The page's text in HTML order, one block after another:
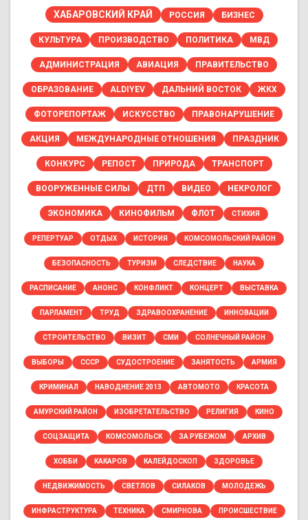
ХАБАРОВСКИЙ КРАЙ РОССИЯ БИЗНЕС
КУЛЬТУРА ПРОИЗВОДСТВО ПОЛИТИКА МВД
АДМИНИСТРАЦИЯ АВИАЦИЯ ПРАВИТЕЛЬСТВО
ОБРАЗОВАНИЕ ALDIYEV ДАЛЬНИЙ ВОСТОК ЖКХ
ФОТОРЕПОРТАЖ ИСКУССТВО ПРАВОНАРУШЕНИЕ
АКЦИЯ МЕЖДУНАРОДНЫЕ ОТНОШЕНИЯ ПРАЗДНИК
КОНКУРС РЕПОСТ ПРИРОДА ТРАНСПОРТ
ВООРУЖЕННЫЕ СИЛЫ ДТП ВИДЕО НЕКРОЛОГ
ЭКОНОМИКА КИНОФИЛЬМ ФЛОТ СТИХИЯ
РЕПЕРТУАР ОТДЫХ ИСТОРИЯ КОМСОМОЛЬСКИЙ РАЙОН
БЕЗОПАСНОСТЬ ТУРИЗМ СЛЕДСТВИЕ НАУКА
РАСПИСАНИЕ АНОНС КОНФЛИКТ КОНЦЕРТ ВЫСТАВКА
ПАРЛАМЕНТ ТРУД ЗДРАВООХРАНЕНИЕ ИННОВАЦИИ
СТРОИТЕЛЬСТВО ВИЗИТ СМИ СОЛНЕЧНЫЙ РАЙОН
ВЫБОРЫ СССР СУДОСТРОЕНИЕ ЗАНЯТОСТЬ АРМИЯ
КРИМИНАЛ НАВОДНЕНИЕ 2013 АВТОМОТО КРАСОТА
АМУРСКИЙ РАЙОН ИЗОБРЕТАТЕЛЬСТВО РЕЛИГИЯ КИНО
СОЦЗАЩИТА КОМСОМОЛЬСК ЗА РУБЕЖОМ АРХИВ
ХОББИ КАКАРОВ КАЛЕЙДОСКОП ЗДОРОВЬЕ
НЕДВИЖИМОСТЬ СВЕТЛОВ СИЛАКОВ МОЛОДЕЖЬ
ИНФРАСТРУКТУРА ТЕХНИКА СМИРНОВА ПРОИСШЕСТВИЕ